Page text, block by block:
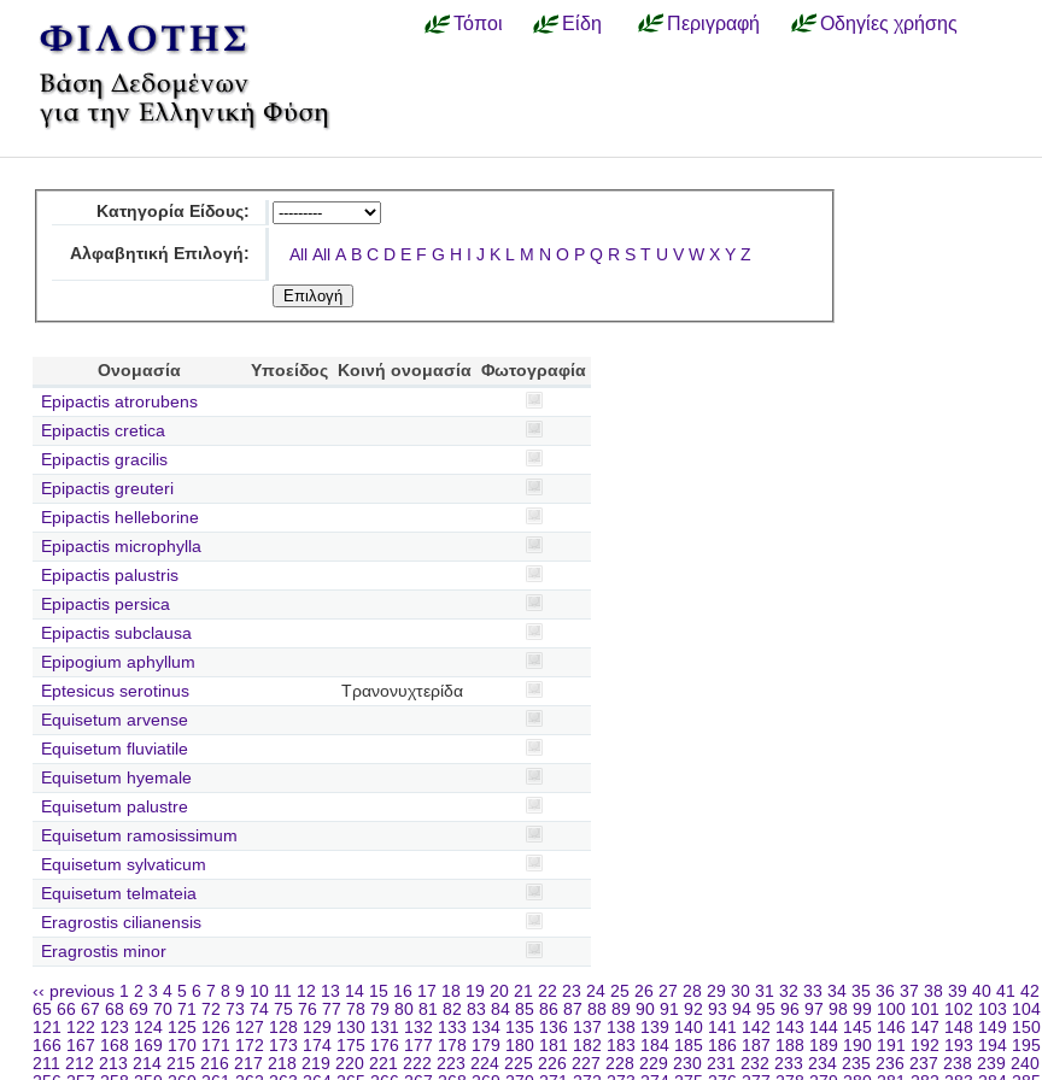
Τόποι Είδη Περιγραφή Οδηγίες χρήσης
Κατηγορία Είδους:
Αλφαβητική Επιλογή: All All A B C D E F G H I J K L M N O P Q R S T U V W X Y Z
Ονομασία Υποείδος Κοινή ονομασία Φωτογραφία
Epipactis atrorubens
Epipactis cretica
Epipactis gracilis
Epipactis greuteri
Epipactis helleborine
Epipactis microphylla
Epipactis palustris
Epipactis persica
Epipactis subclausa
Epipogium aphyllum
Eptesicus serotinus
Τρανονυχτερίδα
Equisetum arvense
Equisetum fluviatile
Equisetum hyemale
Equisetum palustre
Equisetum ramosissimum
Equisetum sylvaticum
Equisetum telmateia
Eragrostis cilianensis
Eragrostis minor
‹‹ previous 1 2 3 4 5 6 7 8 9 10 11 12 13 14 15 16 17 18 19 20 21 22 23 24 25 26 27 28 29 30 31 32 33 34 35 36 37 38 39 40 41 42
65 66 67 68 69 70 71 72 73 74 75 76 77 78 79 80 81 82 83 84 85 86 87 88 89 90 91 92 93 94 95 96 97 98 99 100 101 102 103 104
121 122 123 124 125 126 127 128 129 130 131 132 133 134 135 136 137 138 139 140 141 142 143 144 145 146 147 148 149 150
166 167 168 169 170 171 172 173 174 175 176 177 178 179 180 181 182 183 184 185 186 187 188 189 190 191 192 193 194 195
211 212 213 214 215 216 217 218 219 220 221 222 223 224 225 226 227 228 229 230 231 232 233 234 235 236 237 238 239 240